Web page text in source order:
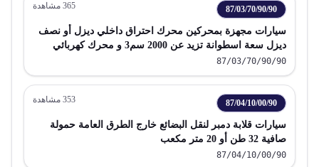
87/03/70/90/90
365 مشاهدة
سيارات مجهزة بمحركين محرك احتراق داخلي ديزل أو نصف
ديزل سعة اسطوانة تزيد عن 2000 سم3 و محرك كهربائي
يمكن شحنه بتوصيله بمصدر خارجي للطاقة الكهربائية
87/03/70/90/90
87/04/10/00/90
353 مشاهدة
سيارات قلابة دمبر لنقل البضائع خارج الطرق العامة حمولة
صافية 32 طن أو 20 متر مكعب
87/04/10/00/90